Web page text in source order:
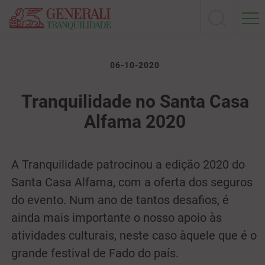
06-10-2020
Tranquilidade no Santa Casa
Alfama 2020
A Tranquilidade patrocinou a edição 2020 do
Santa Casa Alfama, com a oferta dos seguros
do evento. Num ano de tantos desafios, é
ainda mais importante o nosso apoio às
atividades culturais, neste caso àquele que é o
grande festival de Fado do país.